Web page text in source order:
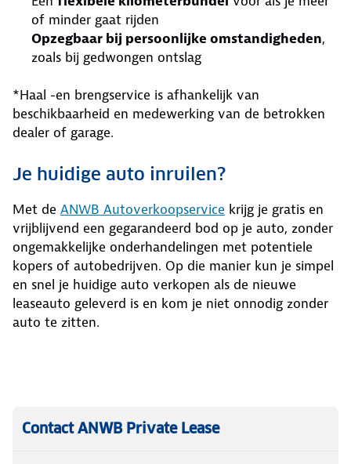
of minder gaat rijden
Opzegbaar bij persoonlijke omstandigheden,
zoals bij gedwongen ontslag
*Haal -en brengservice is afhankelijk van
beschikbaarheid en medewerking van de betrokken
dealer of garage.
Je huidige auto inruilen?
Met de ANWB Autoverkoopservice krijg je gratis en
vrijblijvend een gegarandeerd bod op je auto, zonder
ongemakkelijke onderhandelingen met potentiele
kopers of autobedrijven. Op die manier kun je simpel
en snel je huidige auto verkopen als de nieuwe
leaseauto geleverd is en kom je niet onnodig zonder
auto te zitten.
Contact ANWB Private Lease